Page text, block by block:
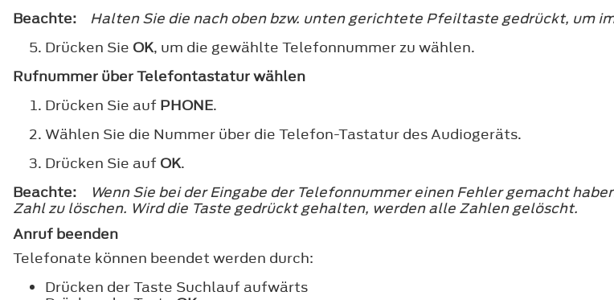
Beachte:
Halten Sie die nach oben bzw. unten gerichtete Pfeiltaste gedrückt, um
Drücken Sie OK, um die gewählte Telefonnummer zu wählen.
Rufnummer über Telefontastatur wählen
Drücken Sie auf PHONE.
Wählen Sie die Nummer über die Telefon-Tastatur des Audiogeräts.
Drücken Sie auf OK.
Beachte:
Wenn Sie bei der Eingabe der Telefonnummer einen Fehler gemacht
Zahl zu löschen. Wird die Taste gedrückt gehalten, werden alle Zahlen gelöscht.
Anruf beenden
Telefonate können beendet werden durch:
Drücken der Taste Suchlauf aufwärts